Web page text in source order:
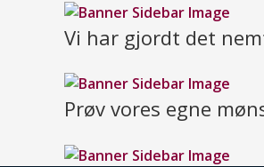
Vi har gjordt det
Prøv vores egne